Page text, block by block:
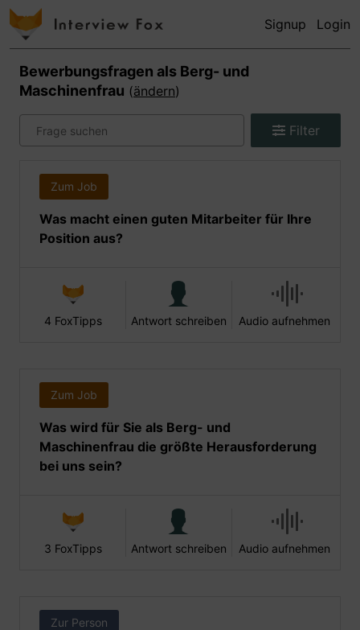
Signup Login
Bewerbungsfragen als Berg- und
Maschinenfrau (ändern)
Filter
Zum Job
Was macht einen guten Mitarbeiter für Ihre
Position aus?
4 FoxTipps Antwort schreiben Audio aufnehmen
Zum Job
Was wird für Sie als Berg- und
Maschinenfrau die größte Herausforderung
bei uns sein?
3 FoxTipps Antwort schreiben Audio aufnehmen
Zur Person